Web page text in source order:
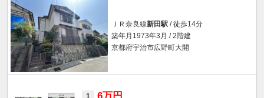
ＪＲ奈良線新田駅/ 徒歩14分
築年月1973年3月 / 2階建
京都府宇治市広野町大開
1